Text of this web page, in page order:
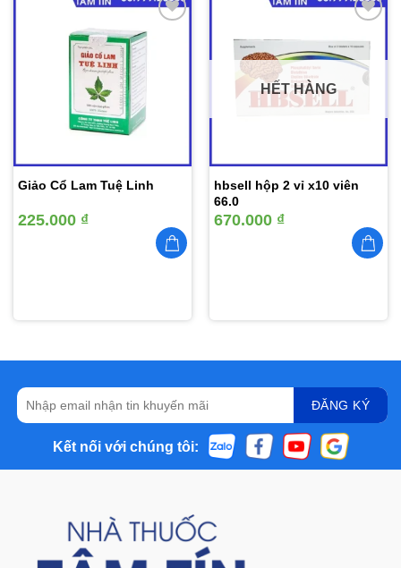
Giảo Cổ Lam Tuệ Linh
225.000 ₫
Thêm
vào
yêu
thích
HẾT HÀNG
hbsell hộp 2 vỉ x10 viên
66.0
670.000 ₫
Kết nối với chúng tôi: